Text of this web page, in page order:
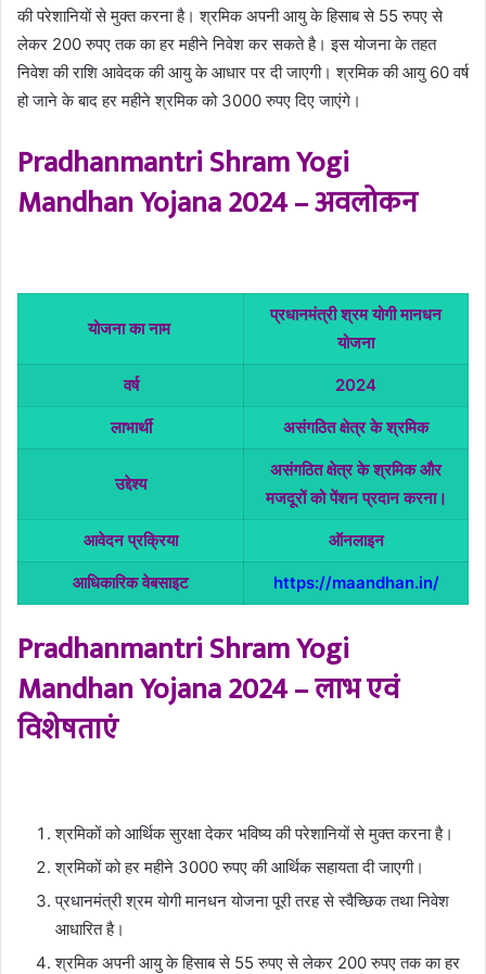
की परेशानियों से मुक्त करना है। श्रमिक अपनी आयु के हिसाब से 55 रुपए से
लेकर 200 रुपए तक का हर महीने निवेश कर सकते है। इस योजना के तहत
निवेश की राशि आवेदक की आयु के आधार पर दी जाएगी। श्रमिक की आयु 60 वर्ष
हो जाने के बाद हर महीने श्रमिक को 3000 रुपए दिए जाएंगे।
Pradhanmantri Shram Yogi
Mandhan Yojana 2024 – अवलोकन
योजना का नाम
प्रधानमंत्री श्रम योगी मानधन
योजना
वर्ष 2024
लाभार्थी असंगठित क्षेत्र के श्रमिक
उद्देश्य
असंगठित क्षेत्र के श्रमिक और
मजदूरों को पेंशन प्रदान करना।
आवेदन प्रक्रिया ऑनलाइन
आधिकारिक वेबसाइट https://maandhan.in/
Pradhanmantri Shram Yogi
Mandhan Yojana 2024 – लाभ एवं
विशेषताएं
श्रमिकों को आर्थिक सुरक्षा देकर भविष्य की परेशानियों से मुक्त करना है।
श्रमिकों को हर महीने 3000 रुपए की आर्थिक सहायता दी जाएगी।
प्रधानमंत्री श्रम योगी मानधन योजना पूरी तरह से स्वैच्छिक तथा निवेश
आधारित है।
श्रमिक अपनी आयु के हिसाब से 55 रुपए से लेकर 200 रुपए तक का हर